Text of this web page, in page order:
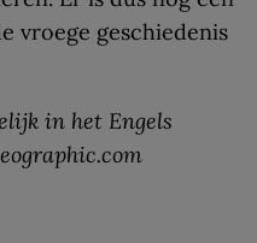
vroege geschiedenis
in het Engels